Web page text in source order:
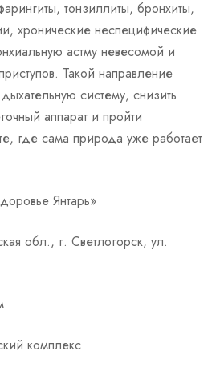
тонзиллиты, бронхиты,
хронические неспецифические
астму невесомой и
Такой направление
систему, снизить
аппарат и пройти
где сама природа уже работает
Янтарь»
обл., г. Светлогорск, ул.
комплекс